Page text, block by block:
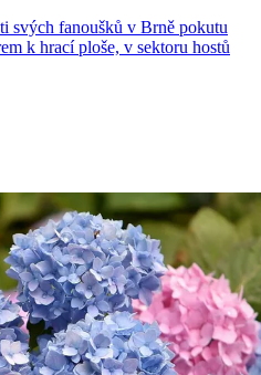
svých fanoušků v Brně pokutu
k hrací ploše, v sektoru hostů